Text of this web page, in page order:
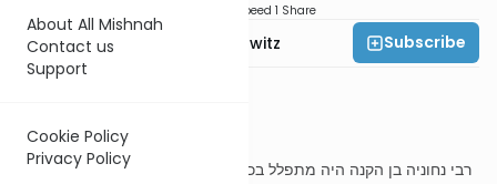
About All Mishnah
Contact us
Support
Cookie Policy
Privacy Policy
Speed 1 Share
Rabbi Jack Abramowitz
Subscribe
משנה ב
רבי נחוניה בן הקנה היה מתפלל בכניסתו לבית המדרש וביציאתו תפלה